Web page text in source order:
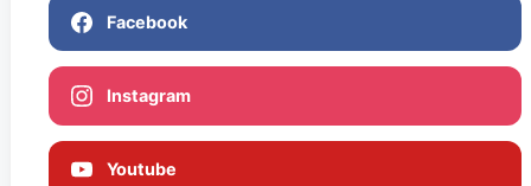
Facebook
Instagram
Youtube